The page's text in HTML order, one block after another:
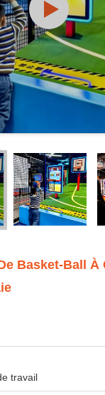
Basket-Ball À
travail